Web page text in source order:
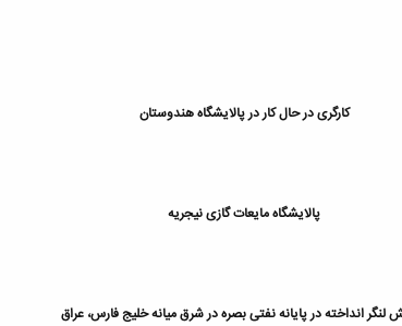
کارگری در حال کار در پالایشگاه هندوستان
پالایشگاه مایعات گازی نیجریه
لنگر انداخته در پایانه نفتی بصره در شرق میانه خلیج فارس، عراق